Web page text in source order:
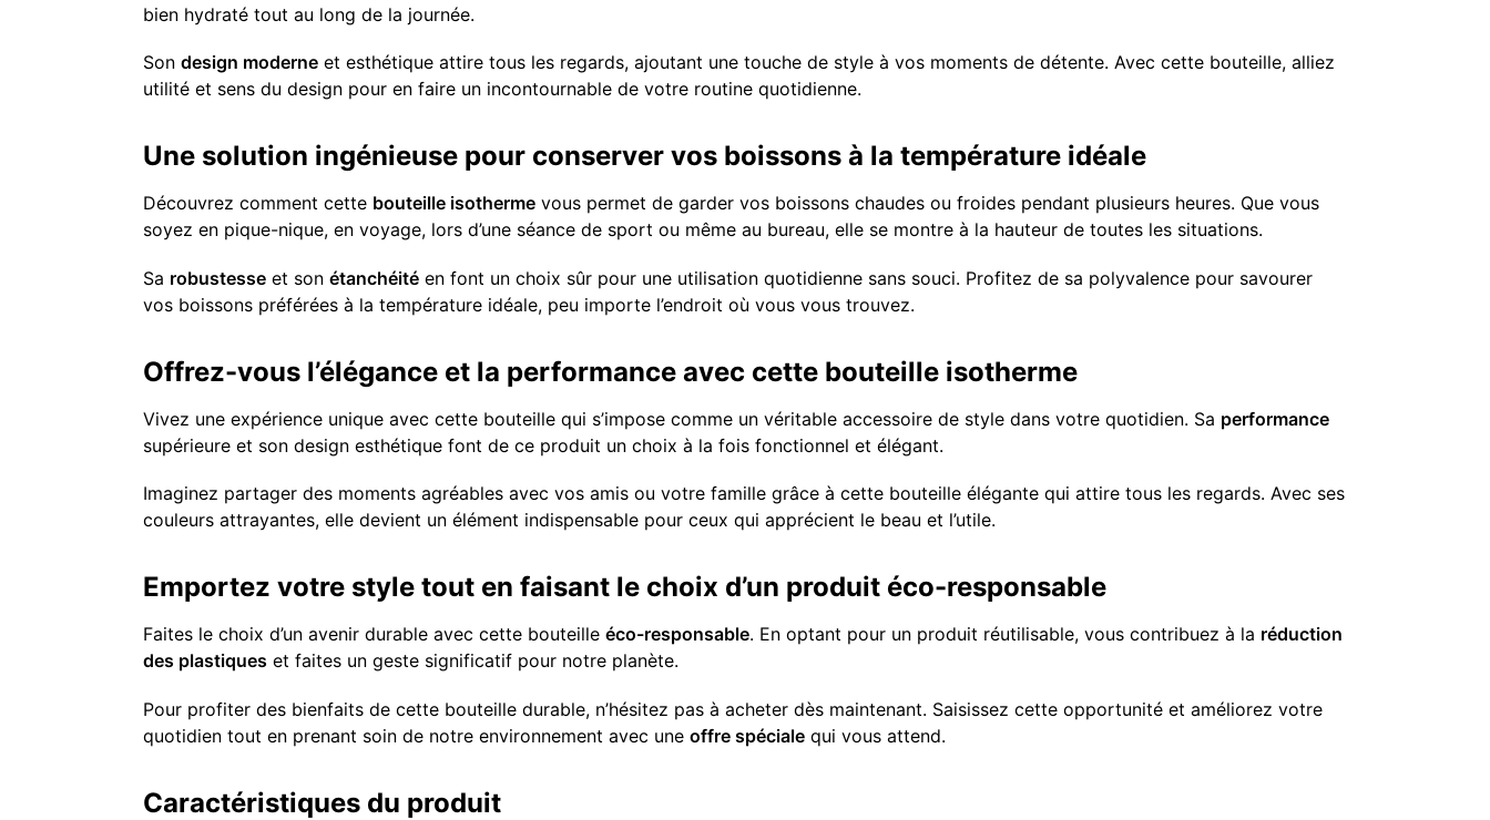
bien hydraté tout au long de la journée.
Son design moderneet esthétique attire tous les regards, ajoutant une touche de style à vos moments de détente. Avec cette bouteille, alliez
utilité et sens du design pour en faire un incontournable de votre routine quotidienne.
Une solution ingénieuse pour conserver vos boissons à la température idéale
Découvrez comment cette bouteille isothermevous permet de garder vos boissons chaudes ou froides pendant plusieurs heures. Que vous
soyez en pique-nique, en voyage, lors d’une séance de sport ou même au bureau, elle se montre à la hauteur de toutes les situations.
Sa robustesseet son étanchéitéen font un choix sûr pour une utilisation quotidienne sans souci. Profitez de sa polyvalence pour savourer
vos boissons préférées à la température idéale, peu importe l’endroit où vous vous trouvez.
Offrez-vous l’élégance et la performance avec cette bouteille isotherme
Vivez une expérience unique avec cette bouteille qui s’impose comme un véritable accessoire de style dans votre quotidien. Sa performance
supérieure et son design esthétique font de ce produit un choix à la fois fonctionnel et élégant.
Imaginez partager des moments agréables avec vos amis ou votre famille grâce à cette bouteille élégante qui attire tous les regards. Avec ses
couleurs attrayantes, elle devient un élément indispensable pour ceux qui apprécient le beau et l’utile.
Emportez votre style tout en faisant le choix d’un produit éco-responsable
Faites le choix d’un avenir durable avec cette bouteille éco-responsable. En optant pour un produit réutilisable, vous contribuez à la réduction
des plastiques et faites un geste significatif pour notre planète.
Pour profiter des bienfaits de cette bouteille durable, n’hésitez pas à acheter dès maintenant. Saisissez cette opportunité et améliorez votre
quotidien tout en prenant soin de notre environnement avec une offre spécialequi vous attend.
Caractéristiques du produit